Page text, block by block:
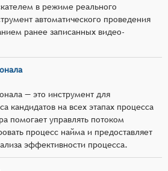
в режиме реального
автоматического проведения
ранее записанных видео-
— это инструмент для
кандидатов на всех этапах процесса
помогает управлять потоком
процесс найма и предоставляет
эффективности процесса.